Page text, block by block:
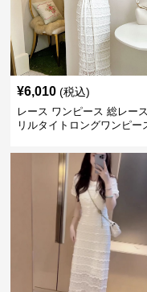
¥6,010 (税込)
レース ワンピース 総レー
リルタイトロングワンピー